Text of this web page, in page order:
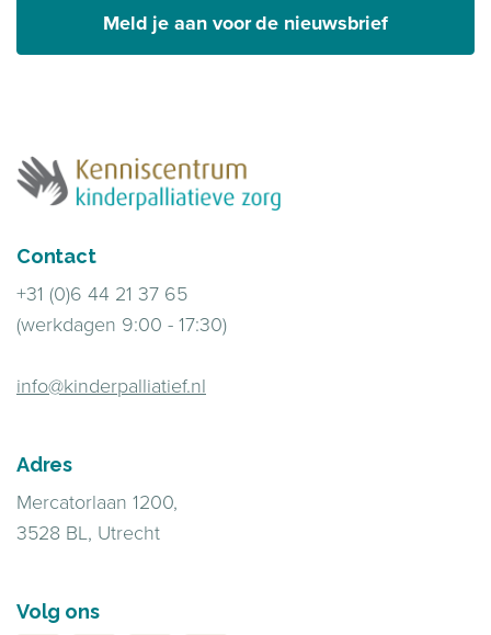
Meld je aan voor de nieuwsbrief
Contact
+31 (0)6 44 21 37 65
(werkdagen 9:00 - 17:30)
info@kinderpalliatief.nl
Adres
Mercatorlaan 1200,
3528 BL, Utrecht
Volg ons